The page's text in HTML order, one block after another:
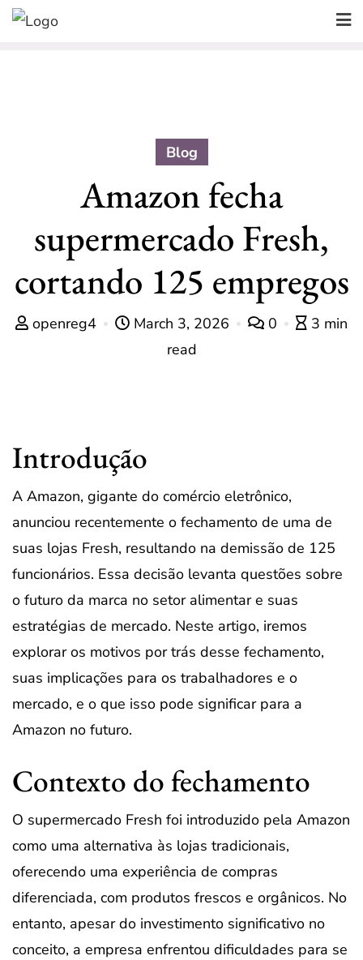
Skip
Blog
Amazon fecha
supermercado Fresh,
cortando 125 empregos
openreg4 March 3, 2026 0
3 min
read
Introdução
A Amazon, gigante do comércio eletrônico,
anunciou recentemente o fechamento de uma de
suas lojas Fresh, resultando na demissão de 125
funcionários. Essa decisão levanta questões sobre
o futuro da marca no setor alimentar e suas
estratégias de mercado. Neste artigo, iremos
explorar os motivos por trás desse fechamento,
suas implicações para os trabalhadores e o
mercado, e o que isso pode significar para a
Amazon no futuro.
Contexto do fechamento
O supermercado Fresh foi introduzido pela Amazon
como uma alternativa às lojas tradicionais,
oferecendo uma experiência de compras
diferenciada, com produtos frescos e orgânicos. No
entanto, apesar do investimento significativo no
conceito, a empresa enfrentou dificuldades para se